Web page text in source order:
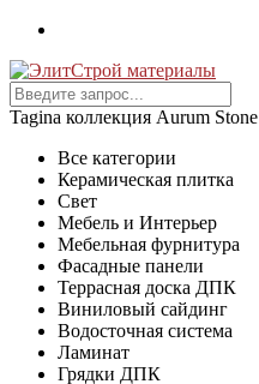
Tagina коллекция Aurum Stone
Все категории
Керамическая плитка
Свет
Мебель и Интерьер
Мебельная фурнитура
Фасадные панели
Террасная доска ДПК
Виниловый сайдинг
Водосточная система
Ламинат
Грядки ДПК